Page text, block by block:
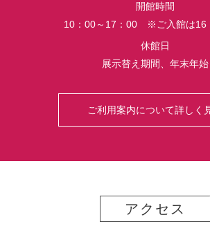
開館時間
10：00～17：00 ※ご入館は16
休館日
展示替え期間、年末年始
ご利用案内について詳しく
アクセス